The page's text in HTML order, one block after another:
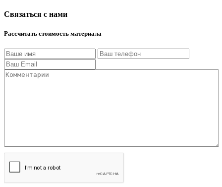
Связаться с нами
Рассчитать стоимость материала